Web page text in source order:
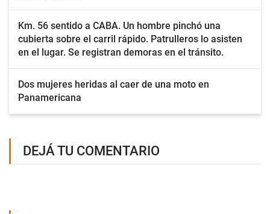
Km. 56 sentido a CABA. Un hombre pinchó una
cubierta sobre el carril rápido. Patrulleros lo asisten
en el lugar. Se registran demoras en el tránsito.
Dos mujeres heridas al caer de una moto en
Panamericana
DEJÁ TU COMENTARIO